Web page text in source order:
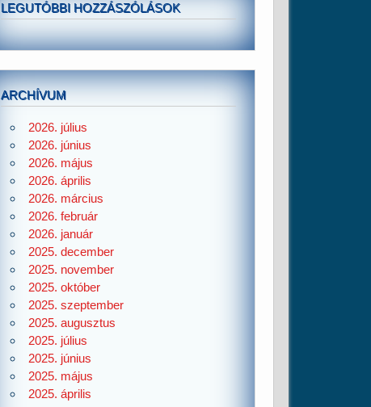
LEGUTÓBBI HOZZÁSZÓLÁSOK
ARCHÍVUM
2026. július
2026. június
2026. május
2026. április
2026. március
2026. február
2026. január
2025. december
2025. november
2025. október
2025. szeptember
2025. augusztus
2025. július
2025. június
2025. május
2025. április